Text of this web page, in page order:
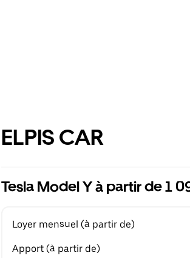
ELPIS CAR
Tesla Model Y à partir de 1
Loyer mensuel (à partir de)
Apport (à partir de)